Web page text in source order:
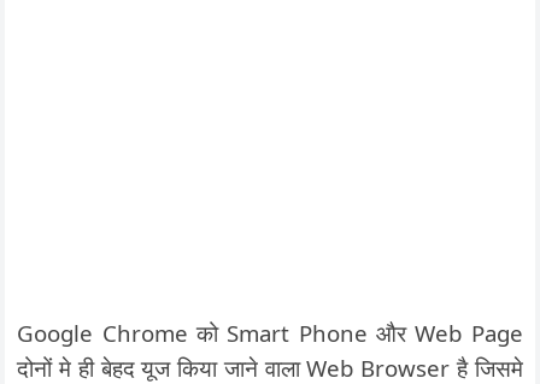
Google Chrome को Smart Phone और Web Page
दोनों मे ही बेहद यूज किया जाने वाला Web Browser है जिसमे